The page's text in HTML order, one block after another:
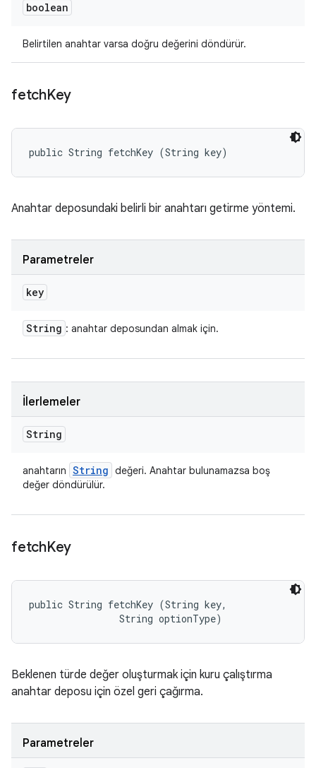
boolean
Belirtilen anahtar varsa doğru değerini döndürür.
fetchKey
public String fetchKey (String key)
Anahtar deposundaki belirli bir anahtarı getirme yöntemi.
Parametreler
key
String : anahtar deposundan almak için.
İlerlemeler
String
anahtarın String değeri. Anahtar bulunamazsa boş
değer döndürülür.
fetchKey
public String fetchKey (String key,
                String optionType)
Beklenen türde değer oluşturmak için kuru çalıştırma
anahtar deposu için özel geri çağırma.
Parametreler